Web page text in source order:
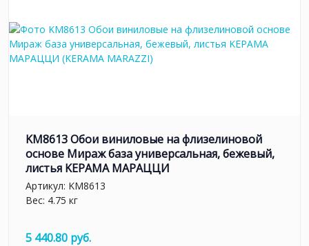
KM8613 Обои виниловые на флизелиновой
основе Мираж база универсальная, бежевый,
листья KЕРАМА МАРАЦЦИ
Артикул: KM8613
Вес: 4.75 кг
5 440.80 руб.